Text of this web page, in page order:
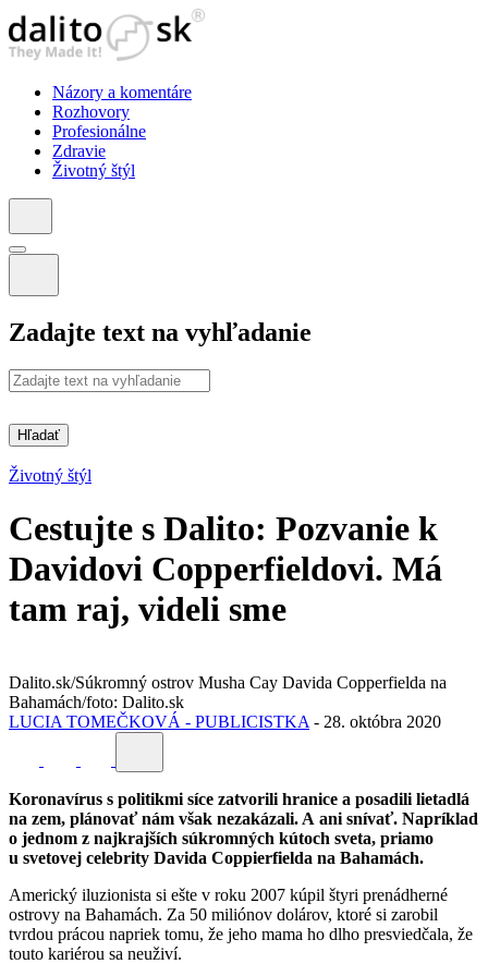
Názory a komentáre
Rozhovory
Profesionálne
Zdravie
Životný štýl
Zadajte text na vyhľadanie
Hľadať
Životný štýl
Cestujte s Dalito: Pozvanie k
Davidovi Copperfieldovi. Má
tam raj, videli sme
Dalito.sk/Súkromný ostrov Musha Cay Davida Copperfielda na
Bahamách/foto: Dalito.sk
LUCIA TOMEČKOVÁ - PUBLICISTKA - 28. októbra 2020
Koronavírus s politikmi síce zatvorili hranice a posadili lietadlá
na zem, plánovať nám však nezakázali. A ani snívať. Napríklad
o jednom z najkrajších súkromných kútoch sveta, priamo
u svetovej celebrity Davida Coppierfielda na Bahamách.
Americký iluzionista si ešte v roku 2007 kúpil štyri prenádherné
ostrovy na Bahamách. Za 50 miliónov dolárov, ktoré si zarobil
tvrdou prácou napriek tomu, že jeho mama ho dlho presviedčala, že
touto kariérou sa neuživí.